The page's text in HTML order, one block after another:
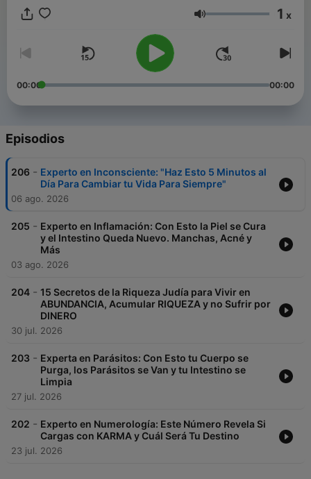
logrado hacerlo “A lo Grande”.
Volumen 1 x
00:00 00:00
Episodios
206 - Experto en Inconsciente: "Haz Esto 5 Minutos al
Día Para Cambiar tu Vida Para Siempre"
06 ago. 2026
205 - Experto en Inflamación: Con Esto la Piel se Cura
y el Intestino Queda Nuevo. Manchas, Acné y
Más
03 ago. 2026
204 - 15 Secretos de la Riqueza Judía para Vivir en
ABUNDANCIA, Acumular RIQUEZA y no Sufrir por
DINERO
30 jul. 2026
203 - Experta en Parásitos: Con Esto tu Cuerpo se
Purga, los Parásitos se Van y tu Intestino se
Limpia
27 jul. 2026
202 - Experto en Numerología: Este Número Revela Si
Cargas con KARMA y Cuál Será Tu Destino
23 jul. 2026